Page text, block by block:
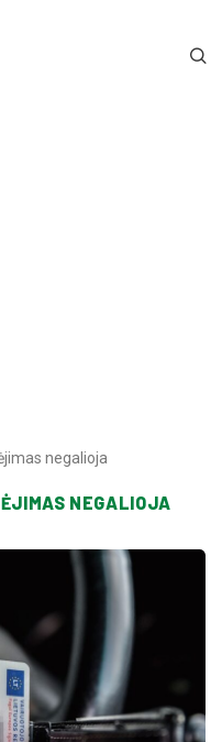
negalioja
NEGALIOJA